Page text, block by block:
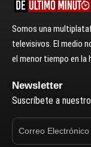
Somos una
televisivos. El medio
el menor tiempo en la
Newsletter
Suscríbete a